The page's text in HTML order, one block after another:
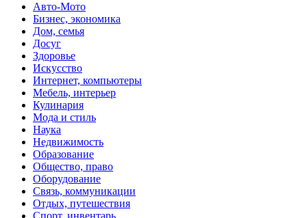
Авто-Мото
Бизнес, экономика
Дом, семья
Досуг
Здоровье
Искусство
Интернет, компьютеры
Мебель, интерьер
Кулинария
Мода и стиль
Наука
Недвижимость
Образование
Общество, право
Оборудование
Связь, коммуникации
Отдых, путешествия
Спорт, инвентарь